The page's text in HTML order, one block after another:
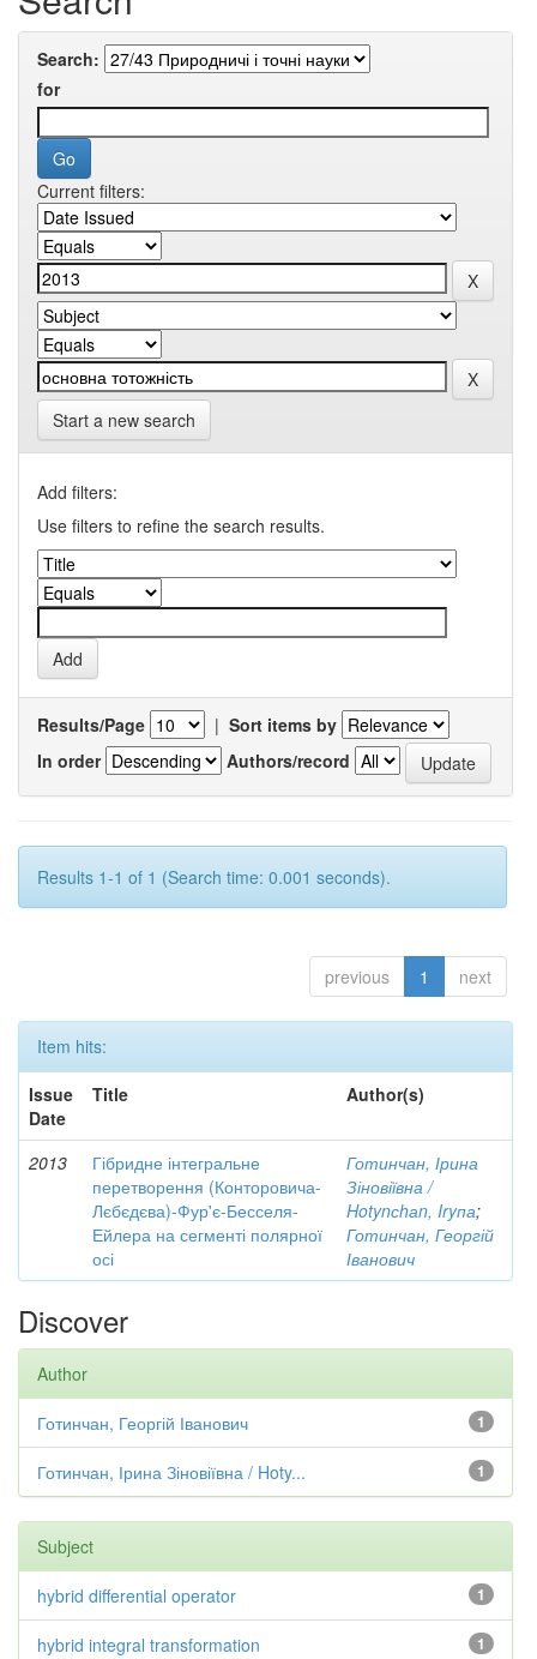
Search:
for
Current filters:
Start a new search
Add filters:
Use filters to refine the search results.
Results/Page | Sort items by
In order
Authors/record
Results 1-1 of 1 (Search time: 0.001 seconds).
previous 1 next
Item hits:
Issue
Date
Title Author(s)
2013
Гібридне інтегральне
перетворення (Конторовича-
Лєбєдєва)-Фур'є-Бесселя-
Ейлера на сегменті полярної
осі
Готинчан, Ірина
Зіновіївна /
Hotynсhаn, Iryпа;
Готинчан, Георгій
Іванович
Discover
Author
1
Готинчан, Георгій Іванович
1
Готинчан, Ірина Зіновіївна / Hoty...
Subject
1
hybrid differential operator
1
hybrid integral transformation